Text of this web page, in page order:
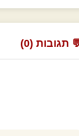
תגובות (0)